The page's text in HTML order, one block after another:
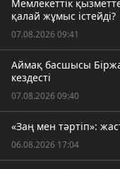
Мемлекеттік
қалай жұмыс істейді?
07.08.2026 09:41
Аймақ басшысы
кездесті
07.08.2026 09:40
«Заң мен тәртіп»:
06.08.2026 17:04